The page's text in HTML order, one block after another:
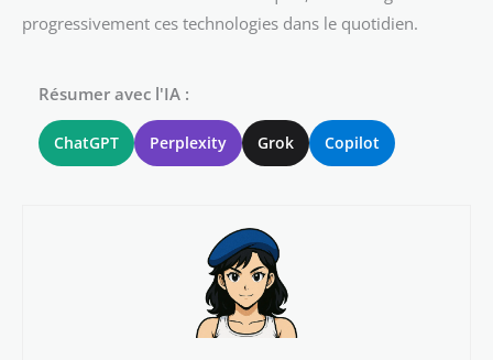
progressivement ces technologies dans le quotidien.
Résumer avec l'IA :
ChatGPT Perplexity Grok Copilot